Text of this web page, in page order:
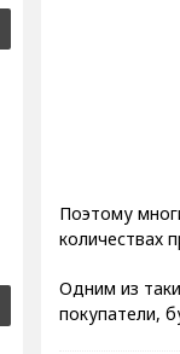
Поэтому
количествах
Одним из
покупатели,